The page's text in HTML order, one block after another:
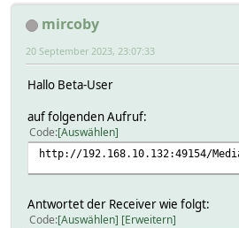
mircoby
20 September 2023, 23:07:33
Hallo Beta-User
auf folgenden Aufruf:
Code Auswählen
http://192.168.10.132:49154/
Antwortet der Receiver wie folgt:
Code Auswählen Erweitern